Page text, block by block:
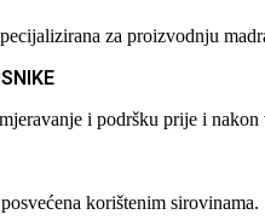
za proizvodnju
i podršku prije i nakon
korištenim sirovinama.